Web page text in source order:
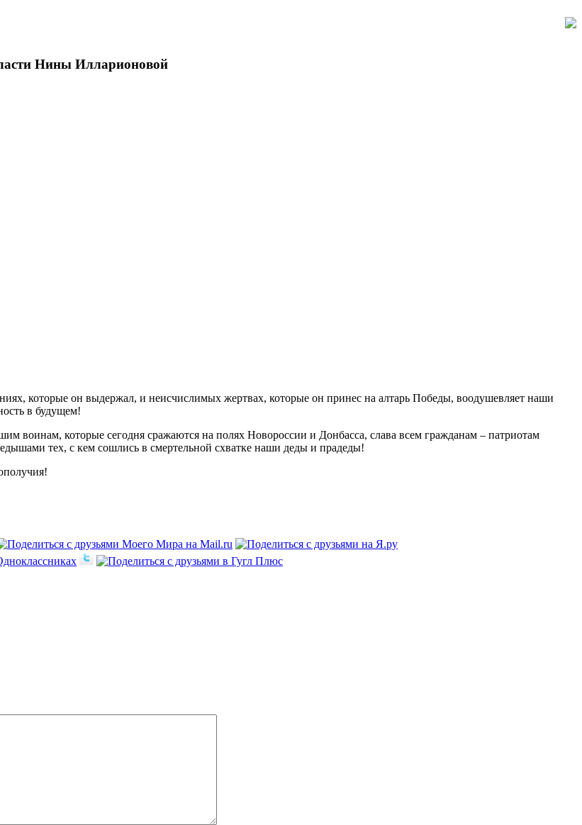
Нины Илларионовой
которые он выдержал, и неисчислимых жертвах, которые он принес на алтарь Победы, воодушевляет наши
в будущем!
воинам, которые сегодня сражаются на полях Новороссии и Донбасса, слава всем гражданам – патриотам
тех, с кем сошлись в смертельной схватке наши деды и прадеды!